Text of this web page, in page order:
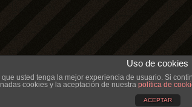
Uso de cookies
usted tenga la mejor experiencia de usuario. Si
cookies y la aceptación de nuestra política de
ACEPTAR